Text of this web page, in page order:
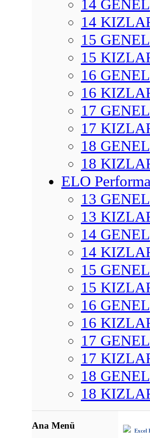
14 GENEL
14
15 GENEL
15
16 GENEL
16
17 GENEL
17
18 GENEL
18
ELO
13 GENEL
13
14 GENEL
14
15 GENEL
15
16 GENEL
16
17 GENEL
17
18 GENEL
18
Ana Menü
Excel